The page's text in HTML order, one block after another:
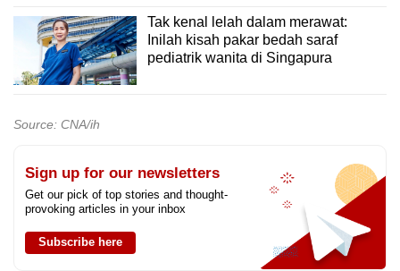
tidak berkesan, maka kita akan menyarankan
ubat-ubat tidur yang tidak menyebabkan
ketagihan. Pengambilan jangka pendek ubat-
ubat sedemikian biasanya disarankan sebagai
Tak kenal lelah dalam merawat:
Inilah kisah pakar bedah saraf
pediatrik wanita di Singapura
Source: CNA/ih
Sign up for our newsletters
Get our pick of top stories and thought-
provoking articles in your inbox
Subscribe here